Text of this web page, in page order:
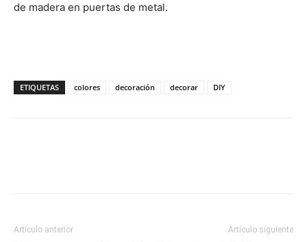
de madera en puertas de metal.
ETIQUETAS colores decoración decorar DIY
Artículo anterior Artículo siguiente